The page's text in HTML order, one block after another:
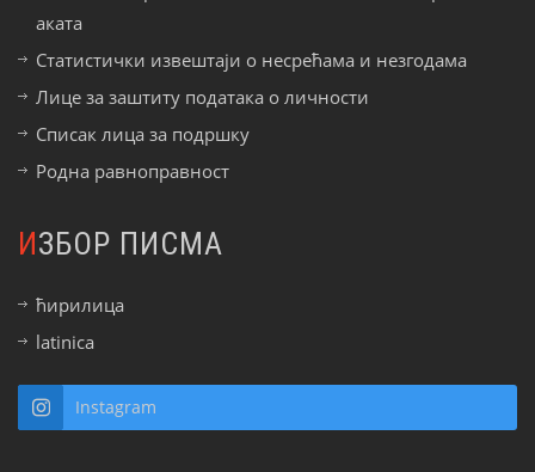
аката
Статистички извештаји о несрећама и незгодама
Лице за заштиту података о личности
Списак лица за подршку
Родна равноправност
ИЗБОР ПИСМА
ћирилица
latinica
Instagram